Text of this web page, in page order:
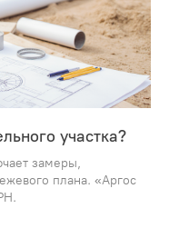
участка?
замеры,
плана. «Аргос